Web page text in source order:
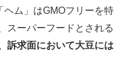
ヘム」はGMOフリーを特
スーパーフードとされる
訴求面において大豆には